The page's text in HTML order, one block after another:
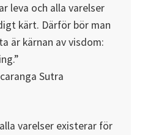
leva och alla varelser
kärt. Därför bör man
är kärnan av visdom:
Sutra
varelser existerar för